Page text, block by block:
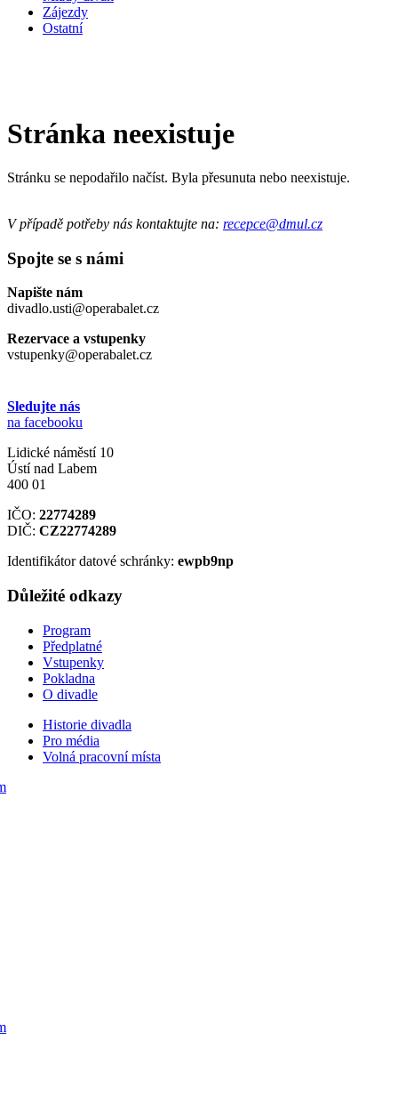
Zájezdy
Ostatní
Stránka neexistuje
Stránku se nepodařilo načíst. Byla přesunuta nebo neexistuje.
V případě potřeby nás kontaktujte na: recepce@dmul.cz
Spojte se s námi
Napište nám
divadlo.usti@operabalet.cz
Rezervace a vstupenky
vstupenky@operabalet.cz
Sledujte nás
na facebooku
Lidické náměstí 10
Ústí nad Labem
400 01
IČO: 22774289
DIČ: CZ22774289
Identifikátor datové schránky: ewpb9np
Důležité odkazy
Program
Předplatné
Vstupenky
Pokladna
O divadle
Historie divadla
Pro média
Volná pracovní místa